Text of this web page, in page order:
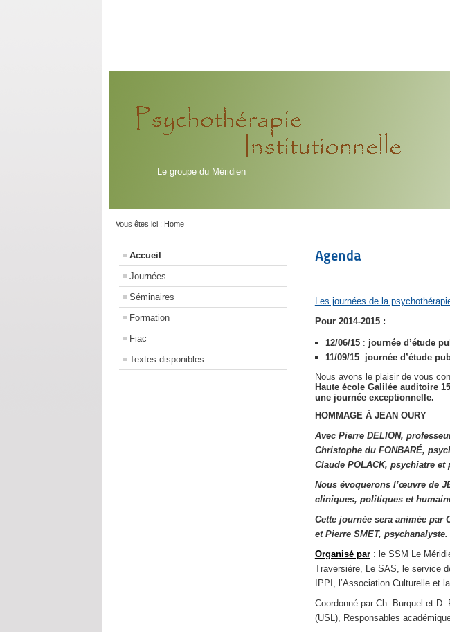
Le groupe du Méridien
Vous êtes ici : Home
Accueil
Journées
Séminaires
Formation
Fiac
Textes disponibles
Agenda
Les journées de la
Pour 2014-2015 :
12/06/15: journée d’étude
11/09/15: journée d’étude
Nous avons le plaisir de vous
Haute école Galilée​ ​auditoire
une journée exceptionnelle.
HOMMAGE À JEAN OURY
Avec Pierre DELION,
Christophe du FONBARÉ,
Claude POLACK, psychiatre
Nous évoquerons l’œuvre de
cliniques, politiques et
Cette journée sera animée par
et Pierre SMET, psychanalyste.
Organisé par: le SSM Le
Traversière, Le SAS, le service
IPPI, l’Association Culturelle et
Coordonné par Ch. Burquel et
(USL), Responsables